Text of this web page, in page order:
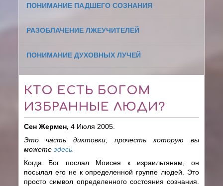
ПОНИМАНИЕ ПАДШЕГО СОЗНАНИЯ
РАЗОБЛАЧЕНИЕ ЛЖЕУЧИТЕЛЕЙ
ПОНИМАНИЕ ДУХОВНЫХ ЛУЧЕЙ
КТО ЕСТЬ БОГОМ
ИЗБРАННЫЕ ЛЮДИ?
Сен Жермен, 4 Июля 2005.
Это часть диктовки, прочесть которую вы
можетездесь.
Когда Бог послал Моисея к израильтянам, он
посылал его не к определенной группе людей. Это
просто символ определенного состояния сознания.